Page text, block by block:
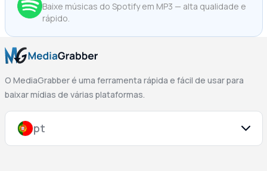
Baixe músicas do Spotify em MP3 — alta qualidade e
rápido.
O MediaGrabber é uma ferramenta rápida e fácil de usar para
baixar mídias de várias plataformas.
pt